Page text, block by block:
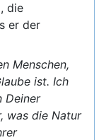
die
er der
Menschen,
ist. Ich
Deiner
was die Natur